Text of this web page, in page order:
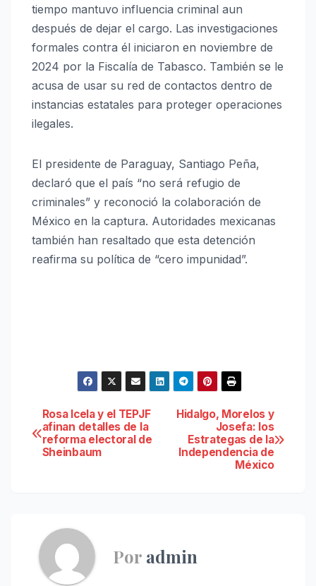
tiempo mantuvo influencia criminal aun
después de dejar el cargo. Las investigaciones
formales contra él iniciaron en noviembre de
2024 por la Fiscalía de Tabasco. También se le
acusa de usar su red de contactos dentro de
instancias estatales para proteger operaciones
ilegales.
El presidente de Paraguay, Santiago Peña,
declaró que el país “no será refugio de
criminales” y reconoció la colaboración de
México en la captura. Autoridades mexicanas
también han resaltado que esta detención
reafirma su política de “cero impunidad”.
Navegación
de
Hidalgo, Morelos y
Josefa: los
Estrategas de la
Independencia de
México
Rosa Icela y el TEPJF
afinan detalles de la
reforma electoral de
Sheinbaum
Por admin